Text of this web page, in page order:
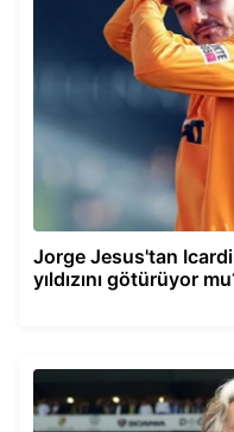
Jorge Jesus'tan Icardi
yıldızını götürüyor